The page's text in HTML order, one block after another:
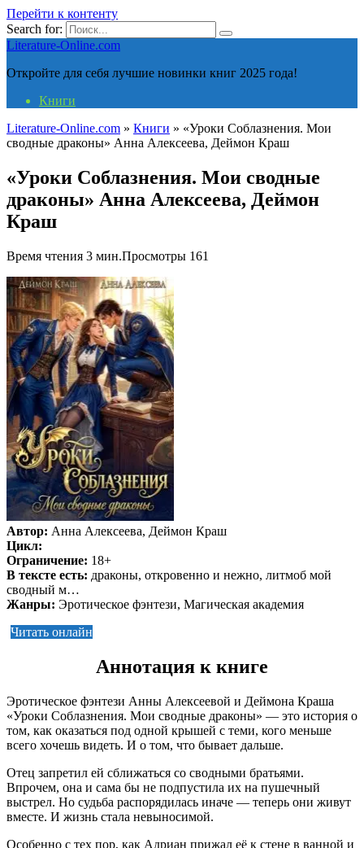
Перейти к контенту
Search for:
Literature-Online.com
Откройте для себя лучшие новинки книг 2025 года!
Книги
Literature-Online.com » Книги » «Уроки Соблазнения. Мои
сводные драконы» Анна Алексеева, Деймон Краш
«Уроки Соблазнения. Мои сводные
драконы» Анна Алексеева, Деймон
Краш
Время чтения 3 мин.Просмотры 161
Автор: Анна Алексеева, Деймон Краш
Цикл:
Ограничение: 18+
В тексте есть: драконы, откровенно и нежно, литмоб мой
сводный м…
Жанры: Эротическое фэнтези, Магическая академия
Читать онлайн
Аннотация к книге
Эротическое фэнтези Анны Алексеевой и Деймона Краша
«Уроки Соблазнения. Мои сводные драконы» — это история о
том, как оказаться под одной крышей с теми, кого меньше
всего хочешь видеть. И о том, что бывает дальше.
Отец запретил ей сближаться со сводными братьями.
Впрочем, она и сама бы не подпустила их на пушечный
выстрел. Но судьба распорядилась иначе — теперь они живут
вместе. И жизнь стала невыносимой.
Особенно с тех пор, как Адриан прижал её к стене в ванной и